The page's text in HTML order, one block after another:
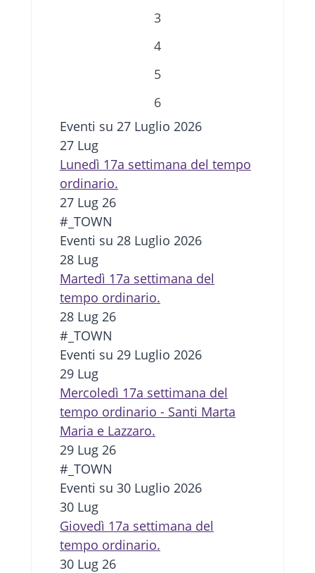
3
4
5
6
Eventi su 27 Luglio 2026
27 Lug
Lunedì 17a settimana del tempo
ordinario.
27 Lug 26
#_TOWN
Eventi su 28 Luglio 2026
28 Lug
Martedì 17a settimana del
tempo ordinario.
28 Lug 26
#_TOWN
Eventi su 29 Luglio 2026
29 Lug
Mercoledì 17a settimana del
tempo ordinario - Santi Marta
Maria e Lazzaro.
29 Lug 26
#_TOWN
Eventi su 30 Luglio 2026
30 Lug
Giovedì 17a settimana del
tempo ordinario.
30 Lug 26